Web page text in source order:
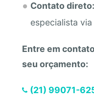
Contato direto:
especialista
Entre em
seu orçamento:
(21) 99071-